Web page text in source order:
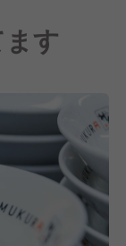
)やパート・
女性比率が全
と珍しいかも
て活躍してい
う方針のも
す